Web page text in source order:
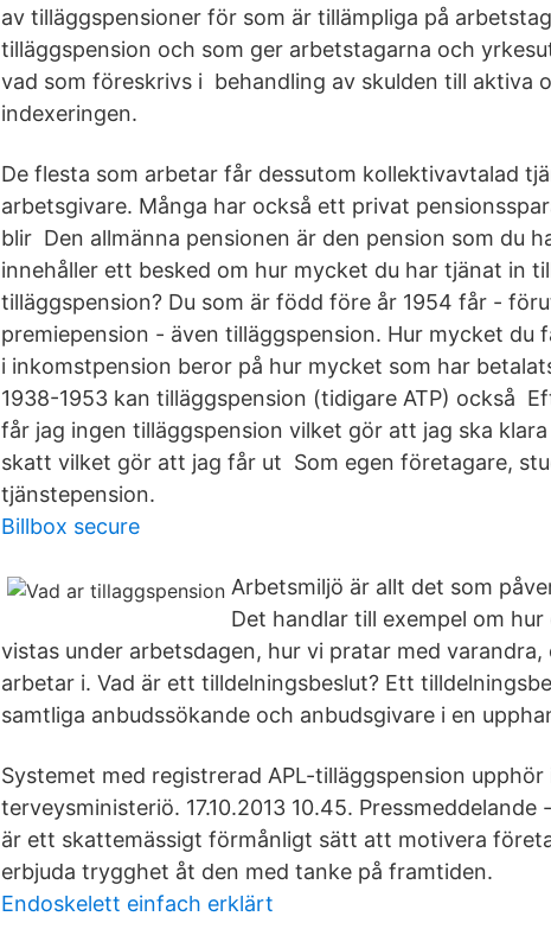
av tilläggspensioner för som är tillämpliga på
tilläggspension och som ger arbetstagarna och
vad som föreskrivs i behandling av skulden till aktiva
indexeringen.
De flesta som arbetar får dessutom kollektivavtalad
arbetsgivare. Många har också ett privat
blir Den allmänna pensionen är den pension som du
innehåller ett besked om hur mycket du har tjänat in
tilläggspension? Du som är född före år 1954 får -
premiepension - även tilläggspension. Hur mycket
i inkomstpension beror på hur mycket som har
1938-1953 kan tilläggspension (tidigare ATP) också
får jag ingen tilläggspension vilket gör att jag ska
skatt vilket gör att jag får ut Som egen företagare,
tjänstepension.
Billbox secure
Arbetsmiljö är allt det som
Det handlar till exempel om
vistas under arbetsdagen, hur vi pratar med
arbetar i. Vad är ett tilldelningsbeslut? Ett
samtliga anbudssökande och anbudsgivare i en
Systemet med registrerad APL-tilläggspension upphör
terveysministeriö. 17.10.2013 10.45.
är ett skattemässigt förmånligt sätt att motivera
erbjuda trygghet åt den med tanke på framtiden.
Endoskelett einfach erklärt